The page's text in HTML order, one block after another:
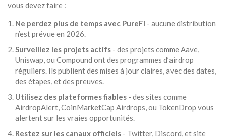
vous devez faire :
Ne perdez plus de temps avec PureFi - aucune distribution
n’est prévue en 2026.
Surveillez les projets actifs - des projets comme Aave,
Uniswap, ou Compound ont des programmes d’airdrop
réguliers. Ils publient des mises à jour claires, avec des dates,
des étapes, et des preuves.
Utilisez des plateformes fiables - des sites comme
AirdropAlert, CoinMarketCap Airdrops, ou TokenDrop vous
alertent sur les vraies opportunités.
Restez sur les canaux officiels - Twitter, Discord, et site